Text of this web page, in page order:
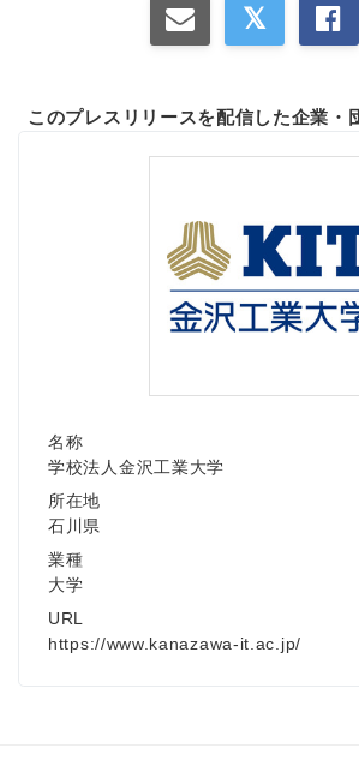
このプレスリリースを配信した企業・
名称
学校法人金沢工業大学
所在地
石川県
業種
大学
URL
https://www.kanazawa-it.ac.jp/